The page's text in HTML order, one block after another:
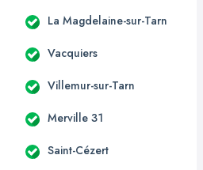
La Magdelaine-sur-Tarn
Vacquiers
Villemur-sur-Tarn
Merville 31
Saint-Cézert